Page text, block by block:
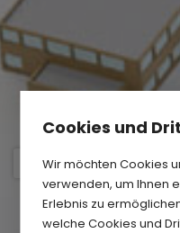
Cookies und
Wir möchten Cookies
verwenden, um Ihnen
Erlebnis zu
welche Cookies und